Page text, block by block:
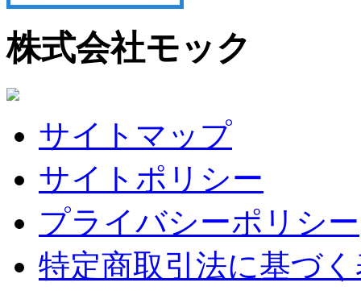
株式会社モック
サイトマップ
サイトポリシー
プライバシーポリシー
特定商取引法に基づ